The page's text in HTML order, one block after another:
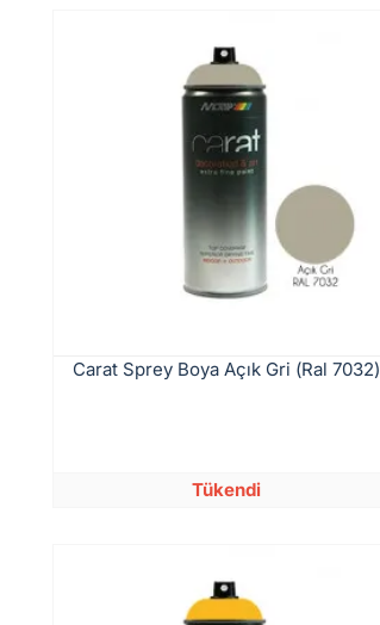
Carat Sprey Boya Açık Gri (Ral 7032)
Tükendi